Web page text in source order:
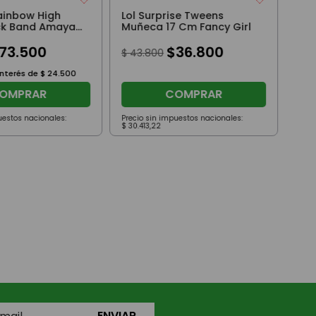
High
Band Amaya
.500
de $ 24.500
nacionales:
Lol Surprise Tweens
Muñeca 17 Cm Fancy Girl
$ 43.800 $36.800
COMPRAR
Precio sin impuestos nacionales:
$ 30.413,22